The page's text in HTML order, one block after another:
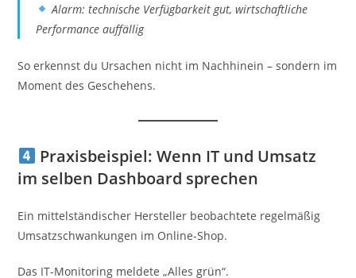
Alarm: technische Verfügbarkeit gut, wirtschaftliche
Performance auffällig
So erkennst du Ursachen nicht im Nachhinein – sondern im
Moment des Geschehens.
Praxisbeispiel: Wenn IT und Umsatz
im selben Dashboard sprechen
Ein mittelständischer Hersteller beobachtete regelmäßig
Umsatzschwankungen im Online-Shop.
Das IT-Monitoring meldete „Alles grün“.